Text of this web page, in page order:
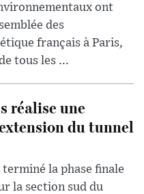
ont
des
français à Paris,
tous les ...
réalise une
du tunnel
la phase finale
la section sud du